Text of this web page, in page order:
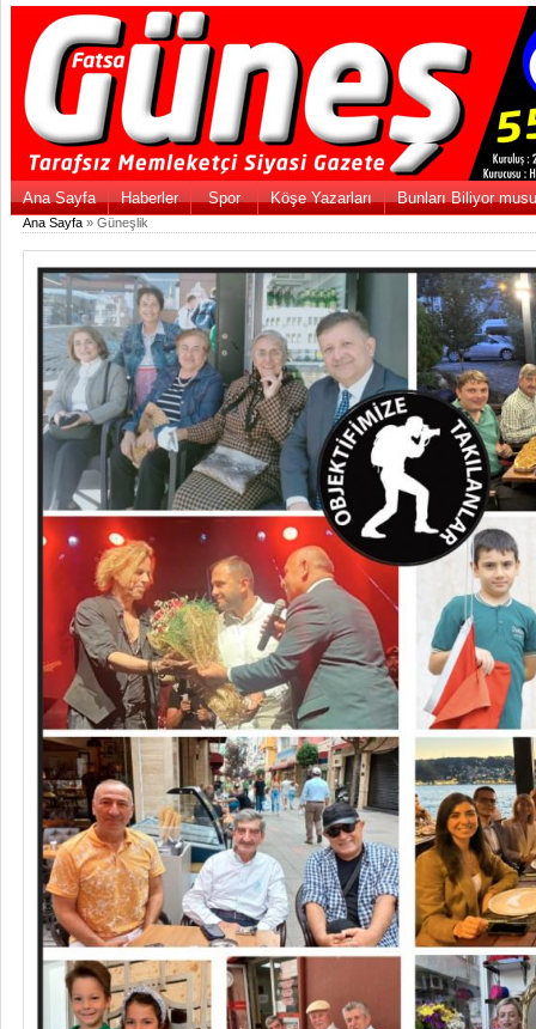
Ana Sayfa Haberler Spor Köşe Yazarları Bunları Biliyor
Ana Sayfa » Güneşlik